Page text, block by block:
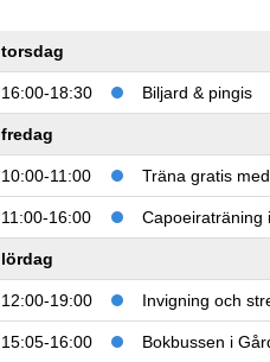
torsdag
16:00-18:30 Biljard & pingis
fredag
10:00-11:00 Träna gratis
11:00-16:00 Capoeiraträning
lördag
12:00-19:00 Invigning och
15:05-16:00 Bokbussen i